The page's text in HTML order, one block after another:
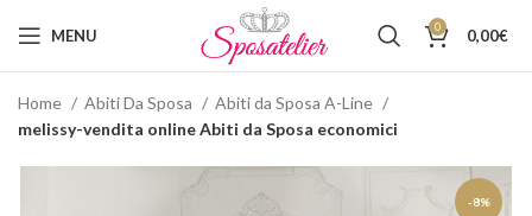
MENU 0 0,00€
Home Abiti Da Sposa
Abiti da Sposa A-Line
melissy-vendita online Abiti da Sposa economici
-8%